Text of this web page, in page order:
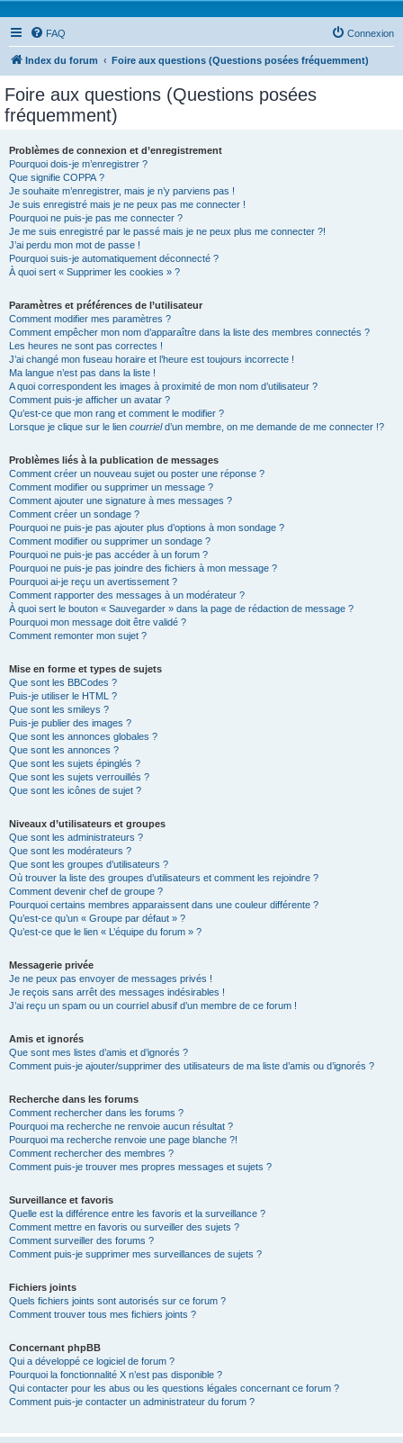
FAQ Connexion
Index du forum Foire aux questions (Questions posées fréquemment)
Foire aux questions (Questions posées
fréquemment)
Problèmes de connexion et d’enregistrement
Pourquoi dois-je m’enregistrer ?
Que signifie COPPA ?
Je souhaite m’enregistrer, mais je n’y parviens pas !
Je suis enregistré mais je ne peux pas me connecter !
Pourquoi ne puis-je pas me connecter ?
Je me suis enregistré par le passé mais je ne peux plus me connecter ?!
J’ai perdu mon mot de passe !
Pourquoi suis-je automatiquement déconnecté ?
À quoi sert « Supprimer les cookies » ?
Paramètres et préférences de l’utilisateur
Comment modifier mes paramètres ?
Comment empêcher mon nom d’apparaître dans la liste des membres connectés ?
Les heures ne sont pas correctes !
J’ai changé mon fuseau horaire et l’heure est toujours incorrecte !
Ma langue n’est pas dans la liste !
A quoi correspondent les images à proximité de mon nom d’utilisateur ?
Comment puis-je afficher un avatar ?
Qu’est-ce que mon rang et comment le modifier ?
Lorsque je clique sur le lien courrield’un membre, on me demande de me connecter !?
Problèmes liés à la publication de messages
Comment créer un nouveau sujet ou poster une réponse ?
Comment modifier ou supprimer un message ?
Comment ajouter une signature à mes messages ?
Comment créer un sondage ?
Pourquoi ne puis-je pas ajouter plus d’options à mon sondage ?
Comment modifier ou supprimer un sondage ?
Pourquoi ne puis-je pas accéder à un forum ?
Pourquoi ne puis-je pas joindre des fichiers à mon message ?
Pourquoi ai-je reçu un avertissement ?
Comment rapporter des messages à un modérateur ?
À quoi sert le bouton « Sauvegarder » dans la page de rédaction de message ?
Pourquoi mon message doit être validé ?
Comment remonter mon sujet ?
Mise en forme et types de sujets
Que sont les BBCodes ?
Puis-je utiliser le HTML ?
Que sont les smileys ?
Puis-je publier des images ?
Que sont les annonces globales ?
Que sont les annonces ?
Que sont les sujets épinglés ?
Que sont les sujets verrouillés ?
Que sont les icônes de sujet ?
Niveaux d’utilisateurs et groupes
Que sont les administrateurs ?
Que sont les modérateurs ?
Que sont les groupes d’utilisateurs ?
Où trouver la liste des groupes d’utilisateurs et comment les rejoindre ?
Comment devenir chef de groupe ?
Pourquoi certains membres apparaissent dans une couleur différente ?
Qu’est-ce qu’un « Groupe par défaut » ?
Qu’est-ce que le lien « L’équipe du forum » ?
Messagerie privée
Je ne peux pas envoyer de messages privés !
Je reçois sans arrêt des messages indésirables !
J’ai reçu un spam ou un courriel abusif d’un membre de ce forum !
Amis et ignorés
Que sont mes listes d’amis et d’ignorés ?
Comment puis-je ajouter/supprimer des utilisateurs de ma liste d’amis ou d’ignorés ?
Recherche dans les forums
Comment rechercher dans les forums ?
Pourquoi ma recherche ne renvoie aucun résultat ?
Pourquoi ma recherche renvoie une page blanche ?!
Comment rechercher des membres ?
Comment puis-je trouver mes propres messages et sujets ?
Surveillance et favoris
Quelle est la différence entre les favoris et la surveillance ?
Comment mettre en favoris ou surveiller des sujets ?
Comment surveiller des forums ?
Comment puis-je supprimer mes surveillances de sujets ?
Fichiers joints
Quels fichiers joints sont autorisés sur ce forum ?
Comment trouver tous mes fichiers joints ?
Concernant phpBB
Qui a développé ce logiciel de forum ?
Pourquoi la fonctionnalité X n’est pas disponible ?
Qui contacter pour les abus ou les questions légales concernant ce forum ?
Comment puis-je contacter un administrateur du forum ?